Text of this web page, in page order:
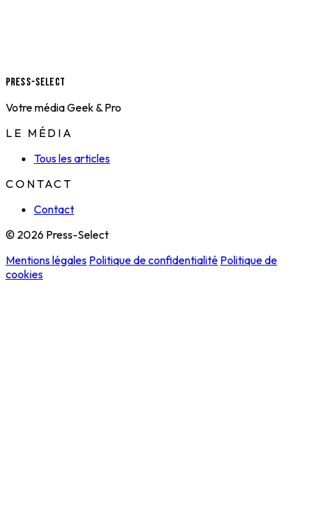
Press-Select
Votre média Geek & Pro
LE MÉDIA
Tous les articles
CONTACT
Contact
© 2026 Press-Select
Mentions légales Politique de confidentialité Politique de
cookies